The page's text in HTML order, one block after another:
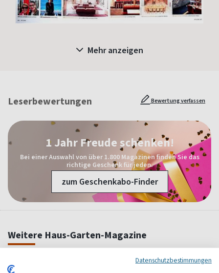
Mehr anzeigen
Leserbewertungen Bewertung verfassen
1 Jahr Freude schenken!
Bei einer Auswahl von über 1.800 Magazinen finden Sie das
richtige Geschenk für jeden.
zum Geschenkabo-Finder
Weitere Haus-Garten-Magazine
Datenschutzbestimmungen